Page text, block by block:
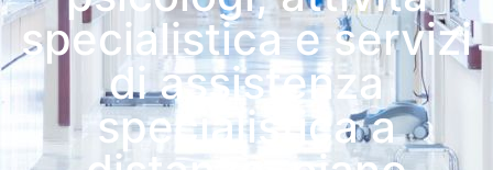
specialistica e servizi
di assistenza
specialistica a